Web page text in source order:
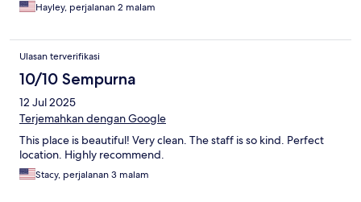
Hayley, perjalanan 2 malam
Ulasan terverifikasi
10/10 Sempurna
12 Jul 2025
Terjemahkan dengan Google
This place is beautiful! Very clean. The staff is so kind. Perfect
location. Highly recommend.
Stacy, perjalanan 3 malam